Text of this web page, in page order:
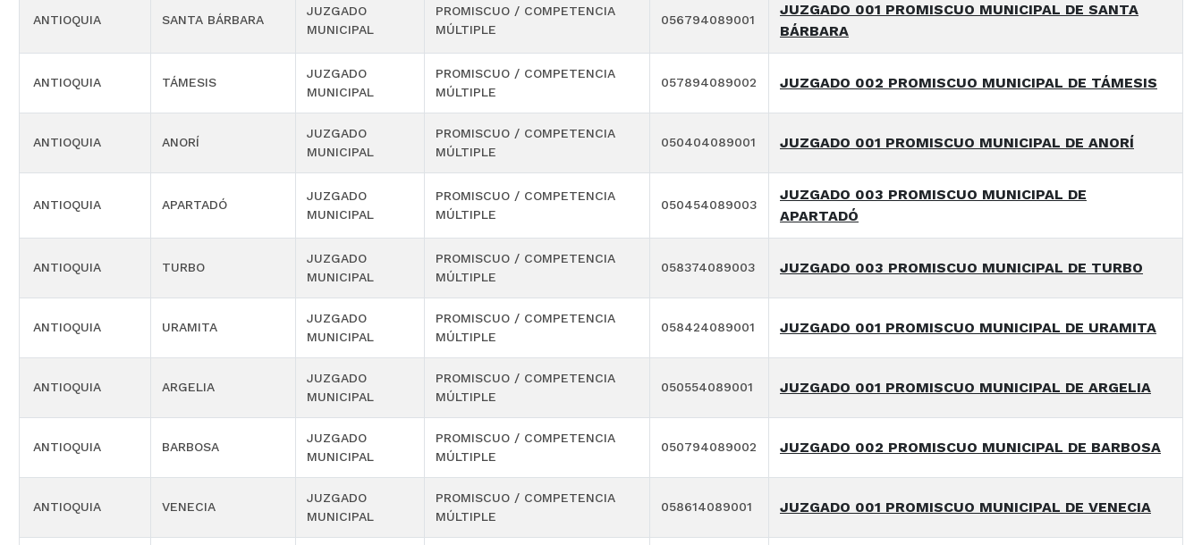
ANTIOQUIA SANTA BÁRBARA
JUZGADO
MUNICIPAL
PROMISCUO / COMPETENCIA
MÚLTIPLE
056794089001
JUZGADO 001 PROMISCUO MUNICIPAL DE SANTA
BÁRBARA
ANTIOQUIA TÁMESIS
JUZGADO
MUNICIPAL
PROMISCUO / COMPETENCIA
MÚLTIPLE
057894089002 JUZGADO 002 PROMISCUO MUNICIPAL DE TÁMESIS
ANTIOQUIA ANORÍ
JUZGADO
MUNICIPAL
PROMISCUO / COMPETENCIA
MÚLTIPLE
050404089001 JUZGADO 001 PROMISCUO MUNICIPAL DE ANORÍ
ANTIOQUIA APARTADÓ
JUZGADO
MUNICIPAL
PROMISCUO / COMPETENCIA
MÚLTIPLE
050454089003
JUZGADO 003 PROMISCUO MUNICIPAL DE
APARTADÓ
ANTIOQUIA TURBO
JUZGADO
MUNICIPAL
PROMISCUO / COMPETENCIA
MÚLTIPLE
058374089003 JUZGADO 003 PROMISCUO MUNICIPAL DE TURBO
ANTIOQUIA URAMITA
JUZGADO
MUNICIPAL
PROMISCUO / COMPETENCIA
MÚLTIPLE
058424089001 JUZGADO 001 PROMISCUO MUNICIPAL DE URAMITA
ANTIOQUIA ARGELIA
JUZGADO
MUNICIPAL
PROMISCUO / COMPETENCIA
MÚLTIPLE
050554089001 JUZGADO 001 PROMISCUO MUNICIPAL DE ARGELIA
ANTIOQUIA BARBOSA
JUZGADO
MUNICIPAL
PROMISCUO / COMPETENCIA
MÚLTIPLE
050794089002 JUZGADO 002 PROMISCUO MUNICIPAL DE BARBOSA
ANTIOQUIA VENECIA
JUZGADO
MUNICIPAL
PROMISCUO / COMPETENCIA
MÚLTIPLE
058614089001 JUZGADO 001 PROMISCUO MUNICIPAL DE VENECIA